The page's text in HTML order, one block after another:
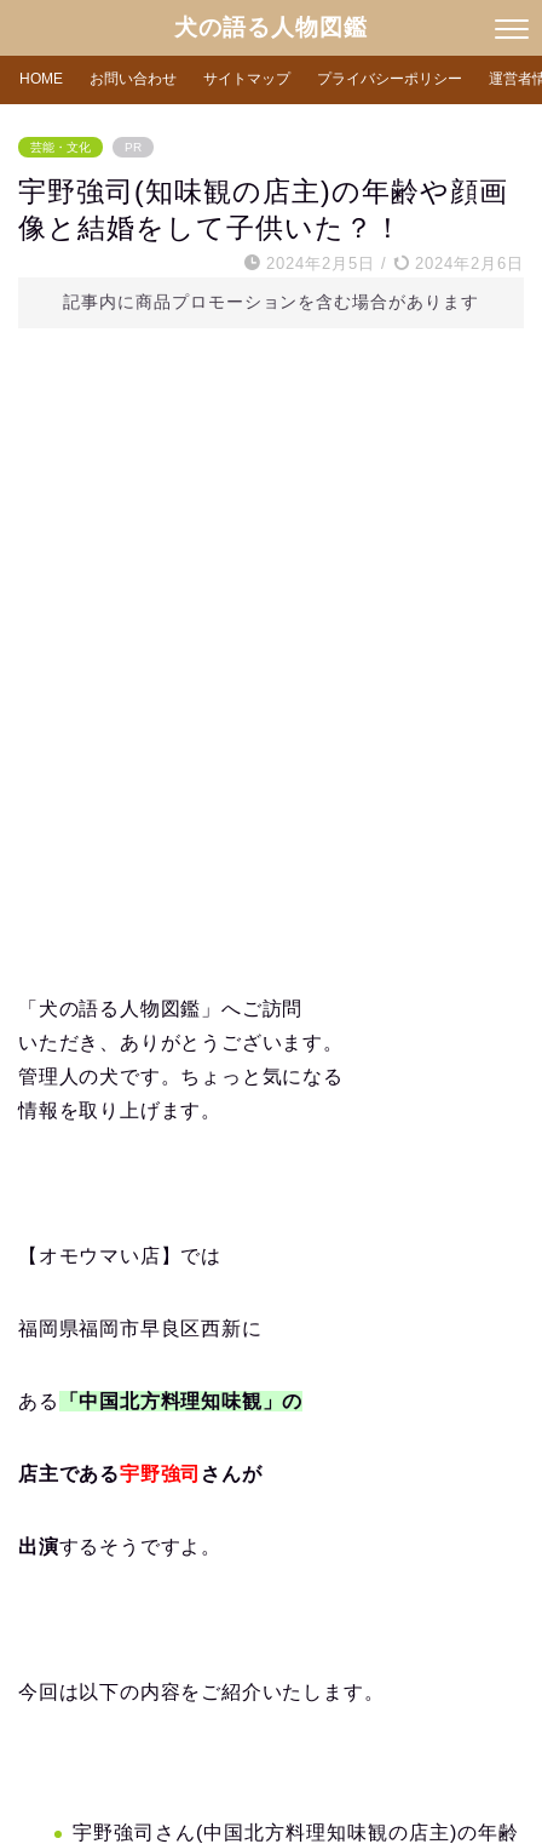
犬の語る人物図鑑
HOME お問い合わせ サイトマップ プライバシーポリシー 運営者
芸能・文化 PR
宇野強司(知味観の店主)の年齢や顔画
像と結婚をして子供いた？！
2024年2月5日 / 2024年2月6日
記事内に商品プロモーションを含む場合があります
「犬の語る人物図鑑」へご訪問
いただき、ありがとうございます。
管理人の犬です。ちょっと気になる
情報を取り上げます。
【オモウマい店】では
福岡県福岡市早良区西新に
ある 「中国北方料理知味観」の
店主である宇野強司 さんが
出演するそうですよ。
今回は以下の内容をご紹介いたします。
宇野強司さん(中国北方料理知味観の店主)の年齢